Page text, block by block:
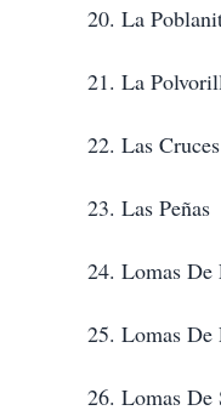
20. La
21. La
22. Las
23. Las Peñas
24. Lomas De
25. Lomas De
26. Lomas De